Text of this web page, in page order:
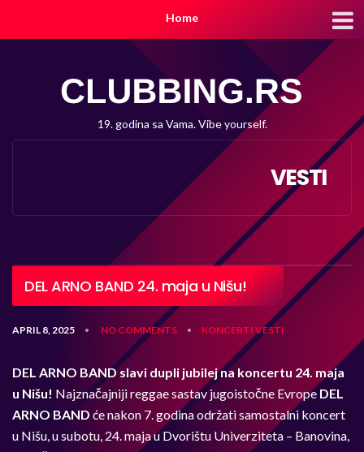
Home
19. godina sa Vama. Vibe yourself.
VESTI
DEL ARNO BAND 24. maja u Nišu!
APRIL 8, 2025 • NO COMMENTS • KONCERTI VESTI
DEL ARNO BAND slavi dupli jubilej na koncertu 24. maja
u Nišu! Najznačajniji reggae sastav jugoistočne Evrope DEL
ARNO BAND će nakon 7. godina održati samostalni koncert
u Nišu, u subotu, 24. maja u Dvorištu Univerziteta – Banovina,